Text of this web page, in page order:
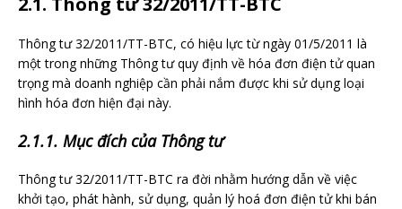
Thông tư 32/2011/TT-BTC, có hiệu lực từ ngày 01/5/2011 là
một trong những Thông tư quy định về hóa đơn điện tử quan
trọng mà doanh nghiệp cần phải nắm được khi sử dụng loại
hình hóa đơn hiện đại này.
2.1.1. Mục đích của Thông tư
Thông tư 32/2011/TT-BTC ra đời nhằm hướng dẫn về việc
khởi tạo, phát hành, sử dụng, quản lý hoá đơn điện tử khi bán